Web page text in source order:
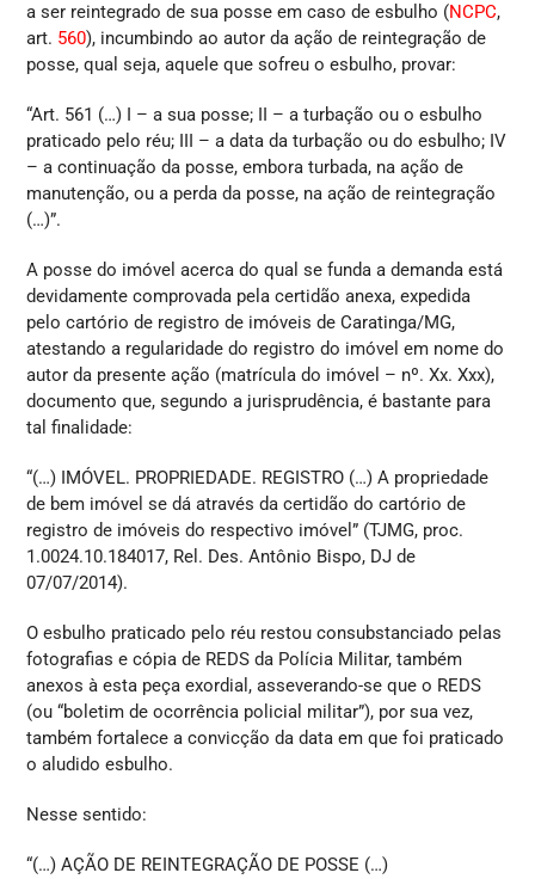
a ser reintegrado de sua posse em caso de esbulho (NCPC,
art. 560), incumbindo ao autor da ação de reintegração de
posse, qual seja, aquele que sofreu o esbulho, provar:
“Art. 561 (…) I – a sua posse; II – a turbação ou o esbulho
praticado pelo réu; III – a data da turbação ou do esbulho; IV
– a continuação da posse, embora turbada, na ação de
manutenção, ou a perda da posse, na ação de reintegração
(…)”.
A posse do imóvel acerca do qual se funda a demanda está
devidamente comprovada pela certidão anexa, expedida
pelo cartório de registro de imóveis de Caratinga/MG,
atestando a regularidade do registro do imóvel em nome do
autor da presente ação (matrícula do imóvel – nº. Xx. Xxx),
documento que, segundo a jurisprudência, é bastante para
tal finalidade:
“(…) IMÓVEL. PROPRIEDADE. REGISTRO (…) A propriedade
de bem imóvel se dá através da certidão do cartório de
registro de imóveis do respectivo imóvel” (TJMG, proc.
1.0024.10.184017, Rel. Des. Antônio Bispo, DJ de
07/07/2014).
O esbulho praticado pelo réu restou consubstanciado pelas
fotografias e cópia de REDS da Polícia Militar, também
anexos à esta peça exordial, asseverando-se que o REDS
(ou “boletim de ocorrência policial militar”), por sua vez,
também fortalece a convicção da data em que foi praticado
o aludido esbulho.
Nesse sentido:
“(…) AÇÃO DE REINTEGRAÇÃO DE POSSE (…)